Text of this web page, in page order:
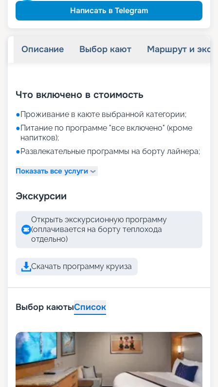
Написать в Telegram
Описание Выбор кают Маршрут и
Что включено в стоимость
●Проживание в каюте выбранной категории;
●Питание по программе "все включено" (кроме
напитков);
●Развлекательные программы на борту лайнера;
Показать все услуги
Экскурсии
Открыть экскурсионную программу
(оплачивается на борту теплохода
отдельно)
Скачать программу круиза
Выбор каютыСписок